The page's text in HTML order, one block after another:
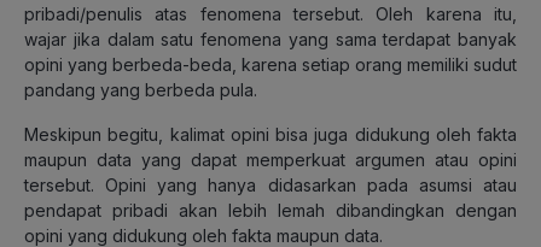
pribadi/penulis atas fenomena tersebut. Oleh karena itu,
wajar jika dalam satu fenomena yang sama terdapat banyak
opini yang berbeda-beda, karena setiap orang memiliki sudut
pandang yang berbeda pula.
Meskipun begitu, kalimat opini bisa juga didukung oleh fakta
maupun data yang dapat memperkuat argumen atau opini
tersebut. Opini yang hanya didasarkan pada asumsi atau
pendapat pribadi akan lebih lemah dibandingkan dengan
opini yang didukung oleh fakta maupun data.